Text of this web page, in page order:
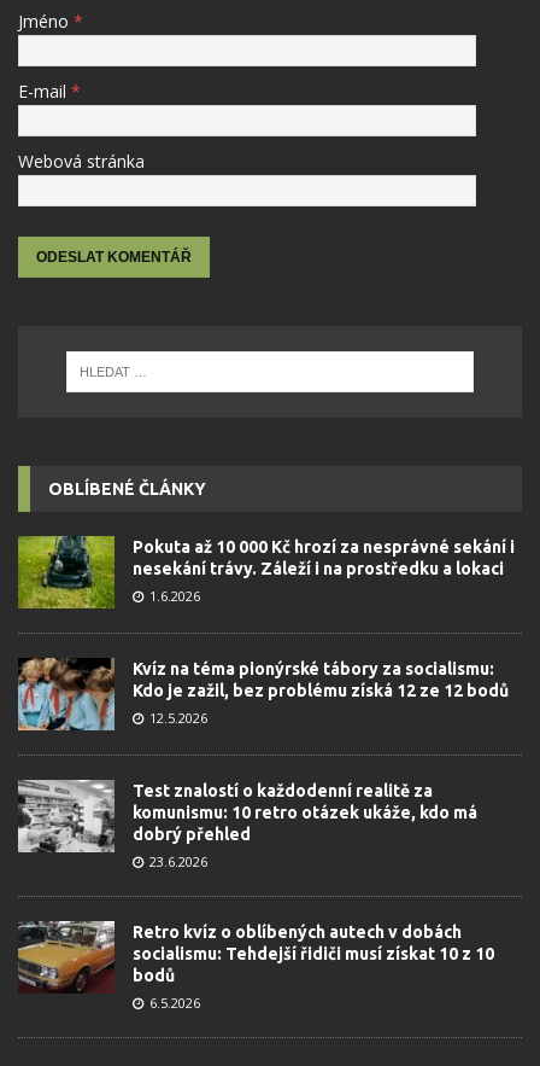
Jméno *
E-mail *
Webová stránka
OBLÍBENÉ ČLÁNKY
Pokuta až 10 000 Kč hrozí za nesprávné sekání i
nesekání trávy. Záleží i na prostředku a lokaci
1.6.2026
Kvíz na téma pionýrské tábory za socialismu:
Kdo je zažil, bez problému získá 12 ze 12 bodů
12.5.2026
Test znalostí o každodenní realitě za
komunismu: 10 retro otázek ukáže, kdo má
dobrý přehled
23.6.2026
Retro kvíz o oblíbených autech v dobách
socialismu: Tehdejší řidiči musí získat 10 z 10
bodů
6.5.2026